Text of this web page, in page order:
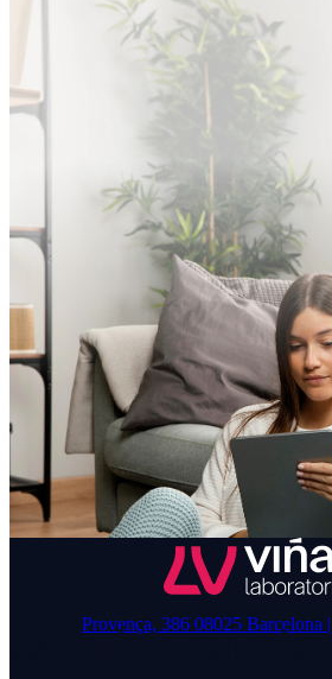
Descubre
Provença, 386 08025 Barcelona